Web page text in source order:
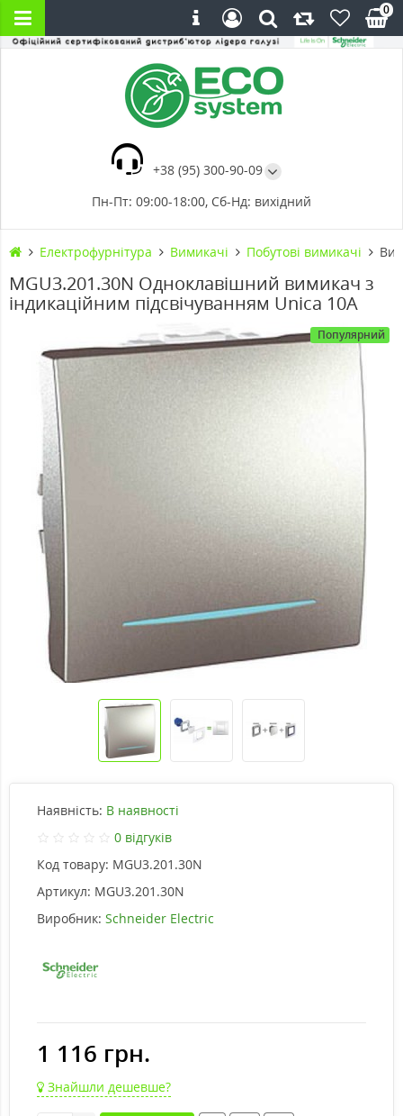
+38 (95) 300-90-09
Пн-Пт: 09:00-18:00, Сб-Нд: вихідний
0
Електрофурнітура Вимикачі Побутові вимикачі
MGU3.201.30N Одноклавішний вимикач з
індикаційним підсвічуванням Unica 10А
Популярний
Наявність: В наявності
0 відгуків
Код товару: MGU3.201.30N
Артикул: MGU3.201.30N
Виробник: Schneider Electric
1 116 грн.
Знайшли дешевше?